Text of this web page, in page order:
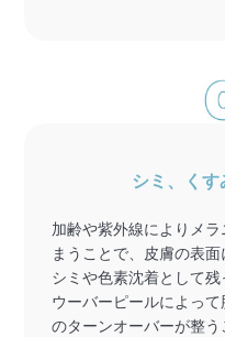
シミ、く
加齢や紫外線によりメ
まうことで、皮膚の表
シミや色素沈着として残
ウーバーピールによっ
のターンオーバーが整